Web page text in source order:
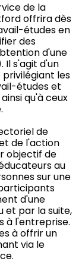
de la
offrira dès
études en
des
d'une
Il s'agit d'un
les
études et
qu'à ceux
de
de l'action
objectif de
au
sur une
d'une
et par la suite,
à l'entreprise.
à offrir un
via le